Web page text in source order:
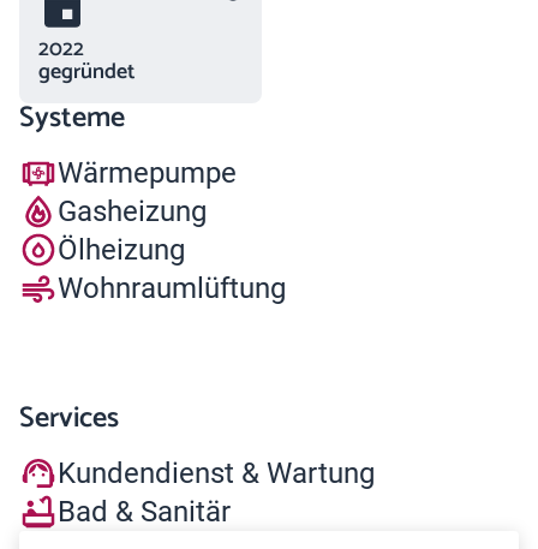
2022
gegründet
Systeme
Wärmepumpe
Gasheizung
Ölheizung
Wohnraumlüftung
Services
Kundendienst & Wartung
Bad & Sanitär